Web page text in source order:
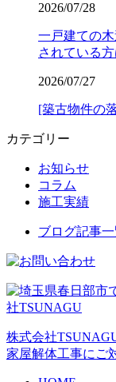
2026/07/28
一戸建ての
されている
2026/07/27
[築古物件の
カテゴリー
お知らせ
コラム
施工実績
ブログ記事
株式会社
家屋解体工事にご